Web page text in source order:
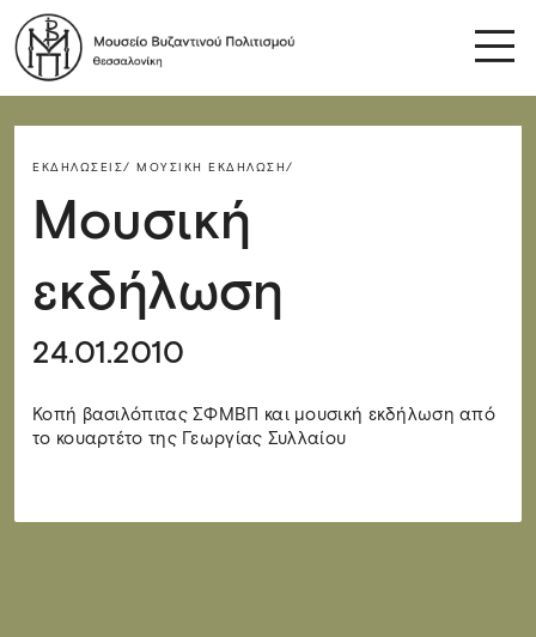
ΕΚΔΗΛΏΣΕΙΣ/ ΜΟΥΣΙΚΉ ΕΚΔΉΛΩΣΗ/
Μουσική
εκδήλωση
24.01.2010
Κοπή βασιλόπιτας ΣΦΜΒΠ και μουσική εκδήλωση από
το κουαρτέτο της Γεωργίας Συλλαίου